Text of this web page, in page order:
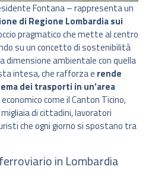
Fontana – rappresenta un
di Regione Lombardiasui
pragmatico che mette al centro
su un concetto di sostenibilità
dimensione ambientale con quella
intesa, che rafforza e rende
dei trasporti in un’area
come il Canton Ticino,
di cittadini, lavoratori
che ogni giorno si spostano tra
in Lombardia